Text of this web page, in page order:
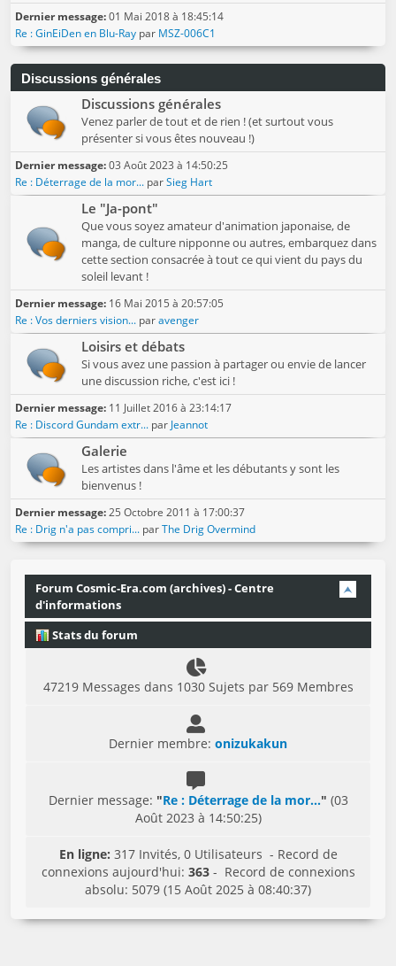
Dernier message:01 Mai 2018 à 18:45:14
Re : GinEiDen en Blu-Ray par MSZ-006C1
Discussions générales
Discussions générales
Venez parler de tout et de rien ! (et surtout vous
présenter si vous êtes nouveau !)
Dernier message:03 Août 2023 à 14:50:25
Re : Déterrage de la mor... parSieg Hart
Le "Ja-pont"
Que vous soyez amateur d'animation japonaise, de
manga, de culture nipponne ou autres, embarquez dans
cette section consacrée à tout ce qui vient du pays du
soleil levant !
Dernier message: 16 Mai 2015 à 20:57:05
Re : Vos derniers vision... paravenger
Loisirs et débats
Si vous avez une passion à partager ou envie de lancer
une discussion riche, c'est ici !
Dernier message: 11 Juillet 2016 à 23:14:17
Re : Discord Gundam extr... par Jeannot
Galerie
Les artistes dans l'âme et les débutants y sont les
bienvenus !
Dernier message:25 Octobre 2011 à 17:00:37
Re : Drig n'a pas compri... parThe Drig Overmind
Forum Cosmic-Era.com (archives) - Centre
d'informations
Stats du forum
47219 Messages dans 1030 Sujets par 569 Membres
Dernier membre: onizukakun
Dernier message: "Re : Déterrage de la mor..." (03
Août 2023 à 14:50:25)
En ligne: 317 Invités, 0 Utilisateurs - Record de
connexions aujourd'hui: 363- Record de connexions
absolu: 5079 (15 Août 2025 à 08:40:37)